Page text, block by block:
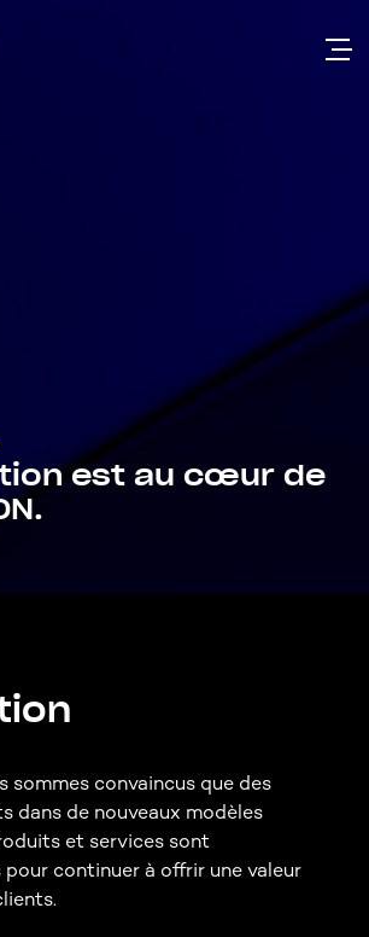
est au cœur de
sommes convaincus que des
dans de nouveaux modèles
et services sont
pour continuer à offrir une valeur